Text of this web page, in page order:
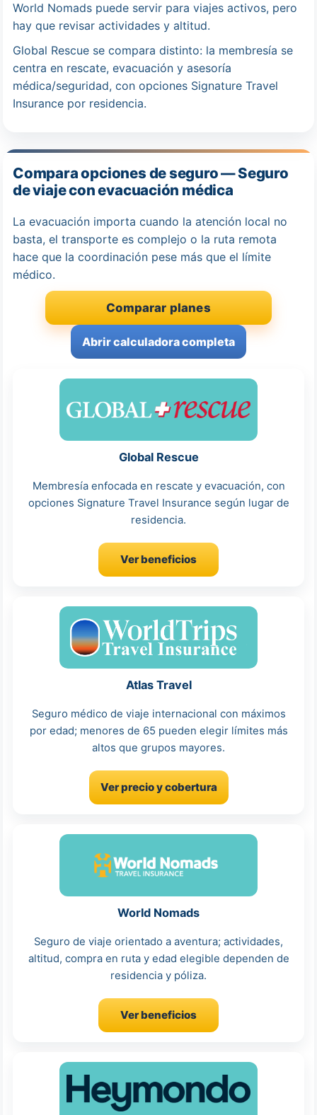
World Nomads puede servir para viajes activos, pero
hay que revisar actividades y altitud.
Global Rescue se compara distinto: la membresía se
centra en rescate, evacuación y asesoría
médica/seguridad, con opciones Signature Travel
Insurance por residencia.
Compara opciones de seguro — Seguro
de viaje con evacuación médica
La evacuación importa cuando la atención local no
basta, el transporte es complejo o la ruta remota
hace que la coordinación pese más que el límite
médico.
Comparar planes
Abrir calculadora completa
Global Rescue
Membresía enfocada en rescate y evacuación, con
opciones Signature Travel Insurance según lugar de
residencia.
Ver beneficios
Atlas Travel
Seguro médico de viaje internacional con máximos
por edad; menores de 65 pueden elegir límites más
altos que grupos mayores.
Ver precio y cobertura
World Nomads
Seguro de viaje orientado a aventura; actividades,
altitud, compra en ruta y edad elegible dependen de
residencia y póliza.
Ver beneficios